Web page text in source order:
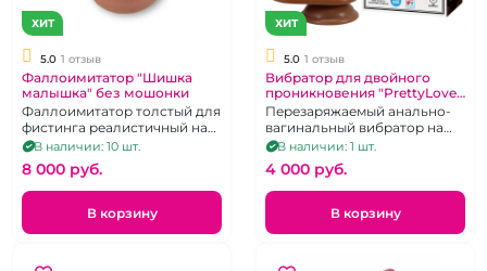
ХИТ
5.0 1 отзыв
Фаллоимитатор "Шишка
малышка" без мошонки
Фаллоимитатор толстый для
фистинга реалистичный на
присоске
В наличии: 10 шт.
8 000 pуб.
В корзину
ХИТ
5.0 1 отзыв
Вибратор для двойного
проникновения "PrettyLove"
на присоске
Перезаряжаемый анально-
вагинальный вибратор на
присоске с двумя головами
В наличии: 1 шт.
4 000 pуб.
В корзину